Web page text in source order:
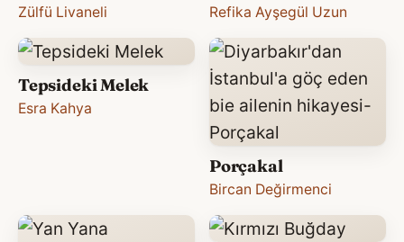
Zülfü Livaneli Refika Ayşegül Uzun
Tepsideki Melek
Esra Kahya
Porçakal
Bircan Değirmenci